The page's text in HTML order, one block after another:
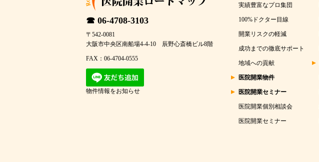
☎ 06-4708-3103
〒542-0081
大阪市中央区南船場4-4-10 辰野心斎橋ビル8階
FAX：06-4704-0555
物件情報をお知らせ
実績豊富なプロ集団
100%ドクター目線
開業リスクの軽減
成功までの徹底サポート
地域への貢献
医院開業物件
医院開業セミナー
医院開業個別相談会
医院開業セミナー